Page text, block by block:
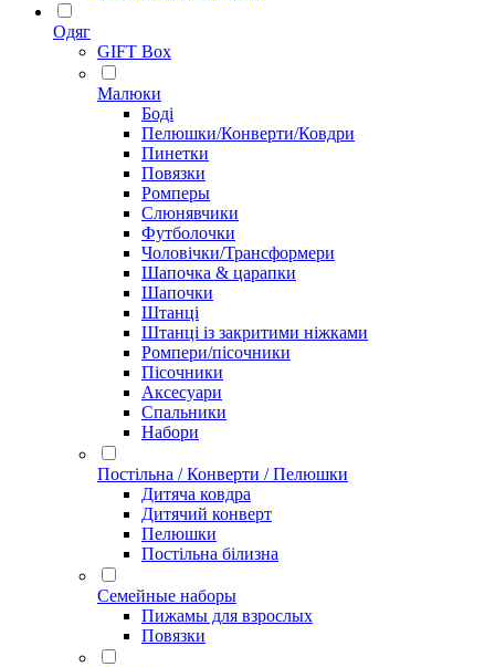
Одяг
GIFT Box
Малюки
Боді
Пелюшки/Конверти/Ковдри
Пинетки
Повязки
Ромперы
Слюнявчики
Футболочки
Чоловічки/Трансформери
Шапочка & царапки
Шапочки
Штанці
Штанці із закритими ніжками
Ромпери/пісочники
Пісочники
Аксесуари
Спальники
Набори
Постільна / Конверти / Пелюшки
Дитяча ковдра
Дитячий конверт
Пелюшки
Постільна білизна
Семейные наборы
Пижамы для взрослых
Повязки